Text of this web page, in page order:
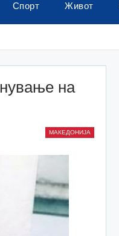
Спорт Живот
на
МАКЕДОНИЈА